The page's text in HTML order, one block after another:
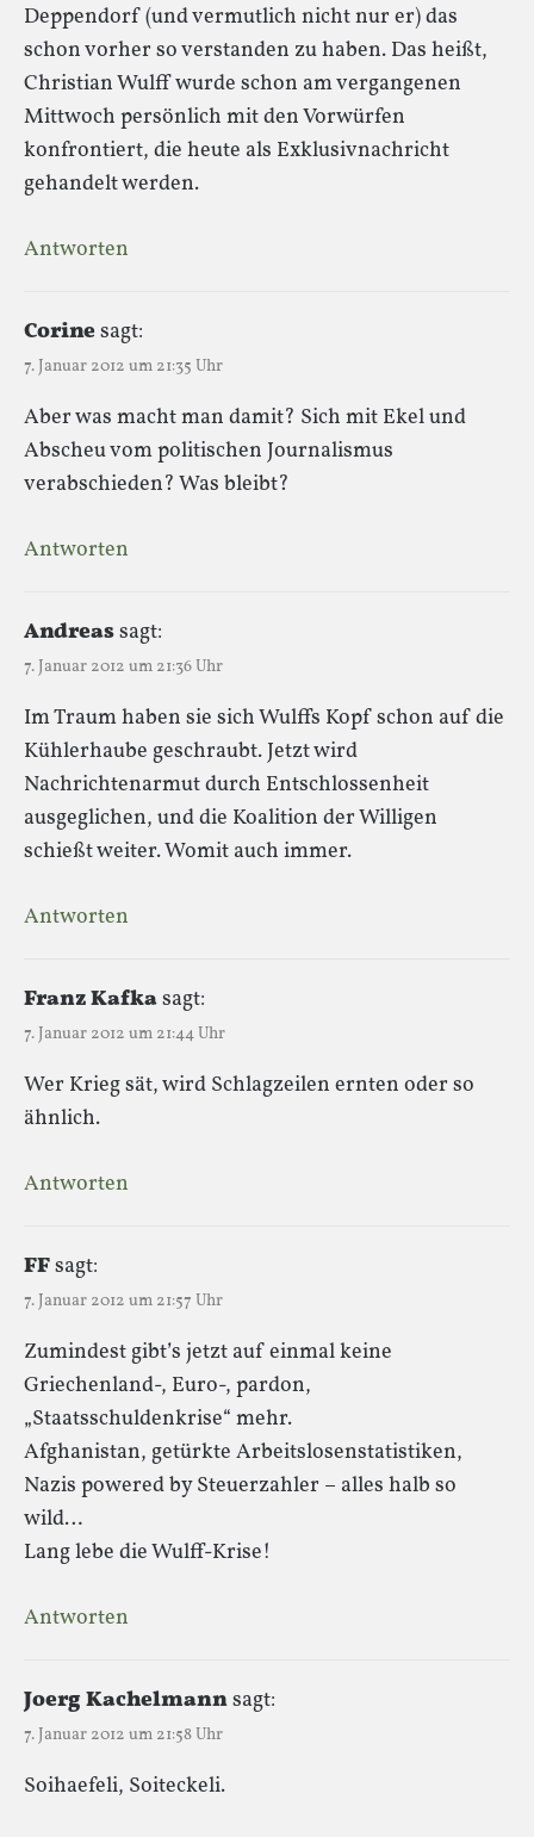
Deppendorf (und vermutlich nicht nur er) das
schon vorher so verstanden zu haben. Das heißt,
Christian Wulff wurde schon am vergangenen
Mittwoch persönlich mit den Vorwürfen
konfrontiert, die heute als Exklusivnachricht
gehandelt werden.
Antworten
Corinesagt:
7. Januar 2012 um 21:35 Uhr
Aber was macht man damit? Sich mit Ekel und
Abscheu vom politischen Journalismus
verabschieden? Was bleibt?
Antworten
Andreassagt:
7. Januar 2012 um 21:36 Uhr
Im Traum haben sie sich Wulffs Kopf schon auf die
Kühlerhaube geschraubt. Jetzt wird
Nachrichtenarmut durch Entschlossenheit
ausgeglichen, und die Koalition der Willigen
schießt weiter. Womit auch immer.
Antworten
Franz Kafkasagt:
7. Januar 2012 um 21:44 Uhr
Wer Krieg sät, wird Schlagzeilen ernten oder so
ähnlich.
Antworten
FFsagt:
7. Januar 2012 um 21:57 Uhr
Zumindest gibt’s jetzt auf einmal keine
Griechenland-, Euro-, pardon,
„Staatsschuldenkrise“ mehr.
Afghanistan, getürkte Arbeitslosenstatistiken,
Nazis powered by Steuerzahler – alles halb so
wild…
Lang lebe die Wulff-Krise!
Antworten
Joerg Kachelmannsagt:
7. Januar 2012 um 21:58 Uhr
Soihaefeli, Soiteckeli.